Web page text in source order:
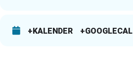
+KALENDER +GOOGLECAL